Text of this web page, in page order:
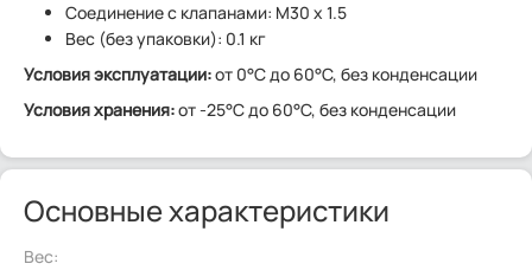
Соединение с клапанами: M30 x 1.5
Вес (без упаковки): 0.1 кг
Условия эксплуатации:от 0°C до 60°C, без конденсации
Условия хранения:от -25°C до 60°C, без конденсации
Основные характеристики
Вес: